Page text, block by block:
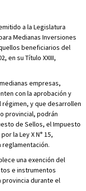
a la Legislatura
Medianas Inversiones
beneficiarios del
en su Título XXIII,
empresas,
con la aprobación y
régimen, y que desarrollen
provincial, podrán
de Sellos, el Impuesto
la Ley X N° 15,
una exención del
e instrumentos
provincia durante el